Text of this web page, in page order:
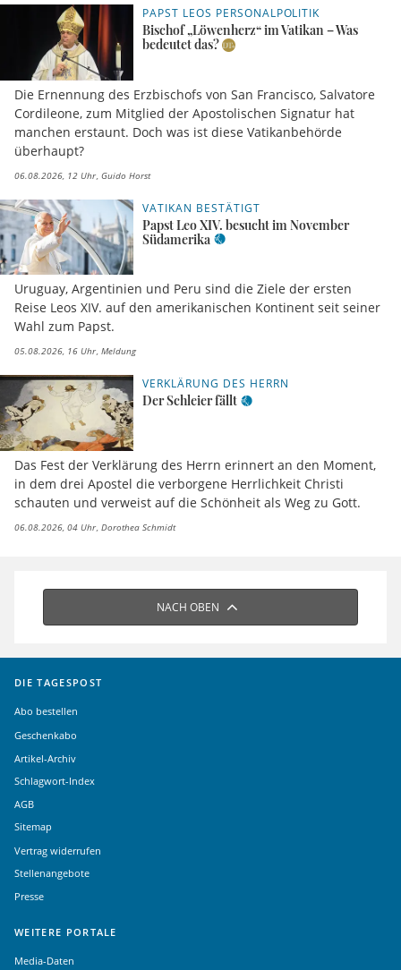
PAPST LEOS PERSONALPOLITIK
Bischof „Löwenherz“ im Vatikan – Was
bedeutet das?
Die Ernennung des Erzbischofs von San Francisco, Salvatore
Cordileone, zum Mitglied der Apostolischen Signatur hat
manchen erstaunt. Doch was ist diese Vatikanbehörde
überhaupt?
06.08.2026, 12 Uhr Guido Horst
VATIKAN BESTÄTIGT
Papst Leo XIV. besucht im November
Südamerika
Uruguay, Argentinien und Peru sind die Ziele der ersten
Reise Leos XIV. auf den amerikanischen Kontinent seit seiner
Wahl zum Papst.
05.08.2026, 16 Uhr Meldung
VERKLÄRUNG DES HERRN
Der Schleier fällt
Das Fest der Verklärung des Herrn erinnert an den Moment,
in dem drei Apostel die verborgene Herrlichkeit Christi
schauten und verweist auf die Schönheit als Weg zu Gott.
06.08.2026, 04 Uhr Dorothea Schmidt
NACH OBEN
DIE TAGESPOST
Abo bestellen
Geschenkabo
Artikel-Archiv
Schlagwort-Index
AGB
Sitemap
Vertrag widerrufen
Stellenangebote
Presse
WEITERE PORTALE
Media-Daten